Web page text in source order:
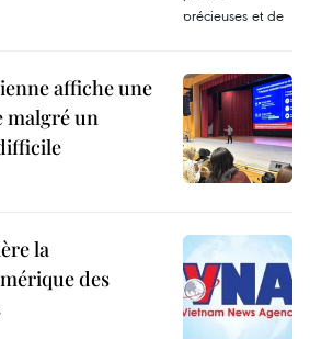
affiche une
malgré un
la
des